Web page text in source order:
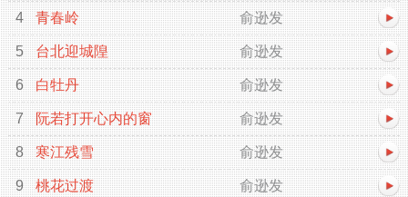
4 青春岭 俞逊发
5 台北迎城隍 俞逊发
6 白牡丹 俞逊发
7 阮若打开心内的窗 俞逊发
8 寒江残雪 俞逊发
9 桃花过渡 俞逊发